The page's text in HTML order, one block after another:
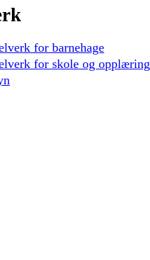
for barnehage
for skole og opplæring